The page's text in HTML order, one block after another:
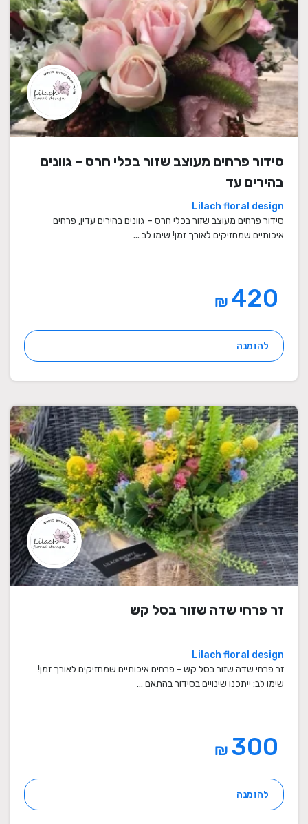
סידור פרחים מעוצב שזור בכלי חרס – גוונים
בהירים עד
Lilach floral design
סידור פרחים מעוצב שזור בכלי חרס – גוונים בהירים עדין, פרחים
איכותיים שמחזיקים לאורך זמן! שימו לב ...
₪
להזמנה
זר פרחי שדה שזור בסל קש
Lilach floral design
זר פרחי שדה שזור בסל קש - פרחים איכותיים שמחזיקים לאורך זמן!
שימו לב: ייתכנו שינויים בסידור בהתאם ...
₪
להזמנה